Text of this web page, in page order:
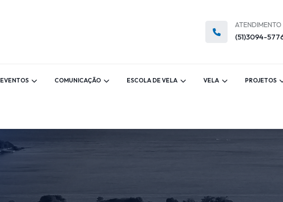
ATENDIMENTO
(51)3094-
EVENTOS COMUNICAÇÃO ESCOLA DE VELA VELA PROJETOS